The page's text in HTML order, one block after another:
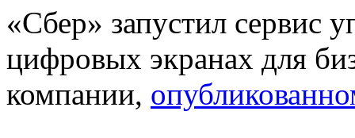
«Сбер» запустил сервис
цифровых экранах для
компании,